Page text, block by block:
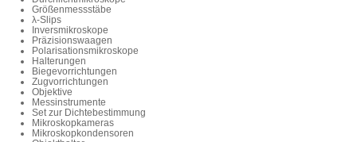
Größenmessstäbe
λ-Slips
Inversmikroskope
Präzisionswaagen
Polarisationsmikroskope
Halterungen
Biegevorrichtungen
Zugvorrichtungen
Objektive
Messinstrumente
Set zur Dichtebestimmung
Mikroskopkameras
Mikroskopkondensoren